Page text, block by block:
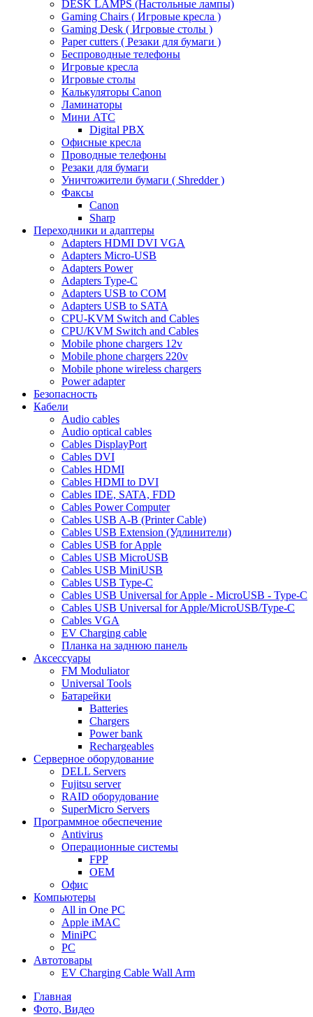
DESK LAMPS (Настольные лампы)
Gaming Chairs ( Игровые кресла )
Gaming Desk ( Игровые столы )
Paper cutters ( Резаки для бумаги )
Беспроводные телефоны
Игровые кресла
Игровые столы
Калькуляторы Canon
Ламинаторы
Мини АТС
Digital PBX
Офисные кресла
Проводные телефоны
Резаки для бумаги
Уничтожители бумаги ( Shredder )
Факсы
Canon
Sharp
Переходники и адаптеры
Adapters HDMI DVI VGA
Adapters Micro-USB
Adapters Power
Adapters Type-C
Adapters USB to COM
Adapters USB to SATA
CPU-KVM Switch and Cables
CPU/KVM Switch and Cables
Mobile phone chargers 12v
Mobile phone chargers 220v
Mobile phone wireless chargers
Power adapter
Безопасность
Кабели
Audio cables
Audio optical cables
Cables DisplayPort
Cables DVI
Cables HDMI
Cables HDMI to DVI
Cables IDE, SATA, FDD
Cables Power Computer
Cables USB A-B (Printer Cable)
Cables USB Extension (Удлинители)
Cables USB for Apple
Cables USB MicroUSB
Cables USB MiniUSB
Cables USB Type-C
Cables USB Universal for Apple - MicroUSB - Type-C
Cables USB Universal for Apple/MicroUSB/Type-C
Cables VGA
EV Charging cable
Планка на заднюю панель
Аксессуары
FM Moduliator
Universal Tools
Батарейки
Batteries
Chargers
Power bank
Rechargeables
Серверное оборудование
DELL Servers
Fujitsu server
RAID оборудование
SuperMicro Servers
Программное обеспечение
Antivirus
Операционные системы
FPP
OEM
Офис
Компьютеры
All in One PC
Apple iMAC
MiniPC
PC
Автотовары
EV Charging Cable Wall Arm
Главная
Фото, Видео